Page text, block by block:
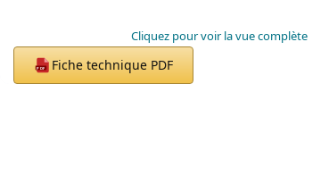
Cliquez pour voir la vue complète
PDF Fiche technique PDF